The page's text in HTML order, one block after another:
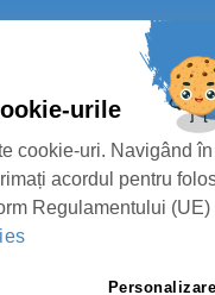
DATELOR PERSONALE
MASS-MEDIA
JUDEȚEAN SATU MARE
urile
cookie-uri. Navigând în
acordul pentru
Regulamentului (UE)
Personalizare